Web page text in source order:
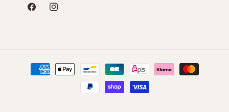
FacebookInstagram
Moyens